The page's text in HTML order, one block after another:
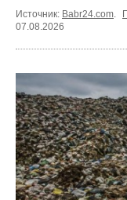
Источник: Babr24.com
07.08.2026